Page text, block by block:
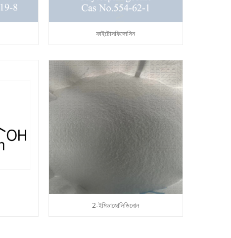
ফাইটোসফিঙ্গোসিন
2-ইমিডাজোলিডিনোন